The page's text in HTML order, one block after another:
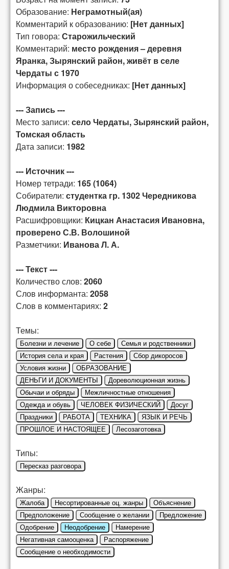
Образование: Неграмотный(ая)
Комментарий к образованию: [Нет данных]
Тип говора: Старожильческий
Комментарий: место рождения – деревня
Яранка, Зырянский район, живёт в селе
Чердаты с 1970
Информация о собеседниках: [Нет данных]
--- Запись ---
Место записи: село Чердаты, Зырянский район,
Томская область
Дата записи: 1982
--- Источник ---
Номер тетради: 165 (1064)
Собиратели: студентка гр. 1302 Чередникова
Людмила Викторовна
Расшифровщики: Кицкан Анастасия Ивановна,
проверено С.В. Волошиной
Разметчики: Иванова Л. А.
--- Текст ---
Количество слов: 2060
Слов информанта: 2058
Слов в комментариях: 2
Темы:
Болезни и лечение О себе
Семья и родственники
История села и края
Растения
Сбор дикоросов
Условия жизни
ОБРАЗОВАНИЕ
ДЕНЬГИ И ДОКУМЕНТЫ
Дореволюционная жизнь
Обычаи и обряды
Межличностные отношения
Одежда и обувь
ЧЕЛОВЕК ФИЗИЧЕСКИЙ
Досуг
Праздники
РАБОТА ТЕХНИКА
ЯЗЫК И РЕЧЬ
ПРОШЛОЕ И НАСТОЯЩЕЕ
Лесозаготовка
Типы:
Пересказ разговора
Жанры:
Жалоба Несортированные оц. жанры
Объяснение
Предположение
Сообщение о желании
Предложение
Одобрение
Неодобрение
Намерение
Негативная самооценка
Распоряжение
Сообщение о необходимости